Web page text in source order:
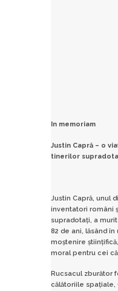
In memoriam
Justin Capră – o
tinerilor
Justin Capră, unul
inventatori români
supradotați, a
82 de ani, lăsând
moștenire
moral pentru cei
Rucsacul zburător
călătoriile spațiale,